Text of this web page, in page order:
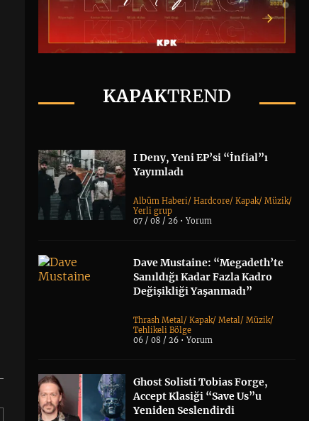
KAPAKTREND
I Deny, Yeni EP’si “İnfial”ı
Yayımladı
Albüm Haberi/Hardcore/Kapak/Müzik/
Yerli grup
07 / 08 / 26 •Yorum
Dave Mustaine: “Megadeth’te
Sanıldığı Kadar Fazla Kadro
Değişikliği Yaşanmadı”
Thrash Metal/Kapak/Metal/Müzik/
Tehlikeli Bölge
06 / 08 / 26 •Yorum
Ghost Solisti Tobias Forge,
Accept Klasiği “Save Us”u
Yeniden Seslendirdi